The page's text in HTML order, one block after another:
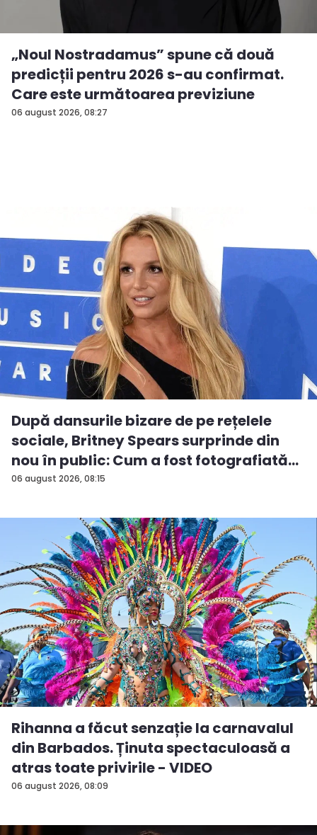
06 august 2026, 08:27
„Noul Nostradamus” spune că două
predicții pentru 2026 s-au confirmat.
Care este următoarea previziune
06 august 2026, 08:15
După dansurile bizare de pe rețelele
sociale, Britney Spears surprinde din
nou în public: Cum a fost fotografiată
î...
06 august 2026, 08:09
Rihanna a făcut senzație la carnavalul
din Barbados. Ținuta spectaculoasă a
atras toate privirile - VIDEO